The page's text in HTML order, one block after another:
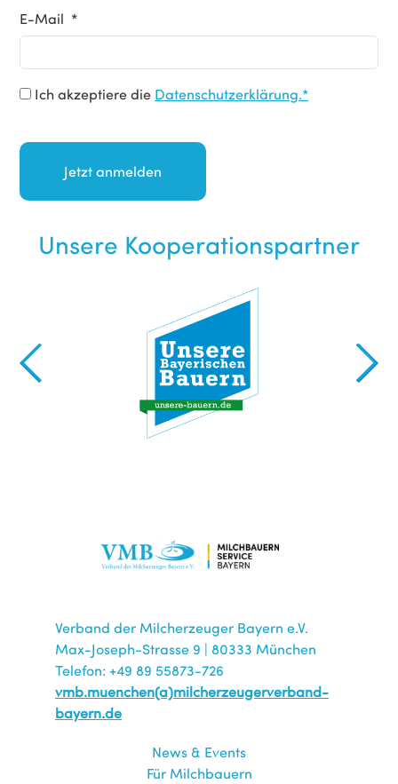
E-Mail *
Ich akzeptiere die Datenschutzerklärung.*
Unsere Kooperationspartner
Verband der Milcherzeuger Bayern e.V.
Max-Joseph-Strasse 9 | 80333 München
Telefon: +49 89 55873-726
vmb.muenchen(a)milcherzeugerverband-
bayern.de
News & Events
Für Milchbauern